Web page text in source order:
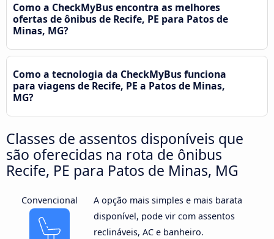
Como a CheckMyBus encontra as melhores
ofertas de ônibus de Recife, PE para Patos de
Minas, MG?
Como a tecnologia da CheckMyBus funciona
para viagens de Recife, PE a Patos de Minas,
MG?
Classes de assentos disponíveis que
são oferecidas na rota de ônibus
Recife, PE para Patos de Minas, MG
Convencional
A opção mais simples e mais barata
disponível, pode vir com assentos
reclináveis, AC e banheiro.